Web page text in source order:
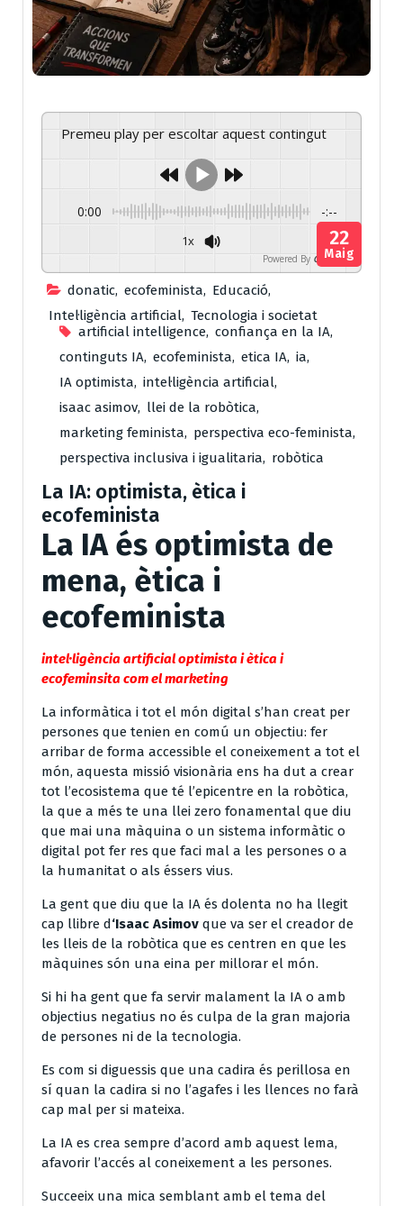
Premeu play per escoltar aquest contingut
0:00 -:--
1x
Powered By GSpeech
donatic, ecofeminista, Educació,
Intel·ligència artificial, Tecnologia i societat
artificial intelligence, confiança en la IA,
continguts IA, ecofeminista, etica IA, ia,
IA optimista, intel·ligència artificial,
isaac asimov, llei de la robòtica,
marketing feminista, perspectiva eco-feminista,
perspectiva inclusiva i igualitaria, robòtica
22
Maig
La IA: optimista, ètica i
ecofeminista
La IA és optimista de
mena, ètica i
ecofeminista
intel·ligència artificial optimista i ètica i
ecofeminsita com el marketing
La informàtica i tot el món digital s’han creat per
persones que tenien en comú un objectiu: fer
arribar de forma accessible el coneixement a tot el
món, aquesta missió visionària ens ha dut a crear
tot l’ecosistema que té l’epicentre en la robòtica,
la que a més te una llei zero fonamental que diu
que mai una màquina o un sistema informàtic o
digital pot fer res que faci mal a les persones o a
la humanitat o als éssers vius.
La gent que diu que la IA és dolenta no ha llegit
cap llibre d‘Isaac Asimov que va ser el creador de
les lleis de la robòtica que es centren en que les
màquines són una eina per millorar el món.
Si hi ha gent que fa servir malament la IA o amb
objectius negatius no és culpa de la gran majoria
de persones ni de la tecnologia.
Es com si diguessis que una cadira és perillosa en
sí quan la cadira si no l’agafes i les llences no farà
cap mal per si mateixa.
La IA es crea sempre d’acord amb aquest lema,
afavorir l’accés al coneixement a les persones.
Succeeix una mica semblant amb el tema del